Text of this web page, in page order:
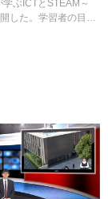
ぶICTとSTEAM～
した。学習者の目線